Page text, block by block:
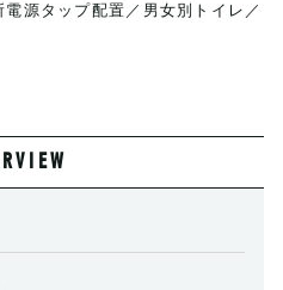
電源タップ配置／男女別トイレ／